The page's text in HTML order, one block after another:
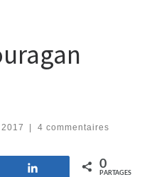
4 commentaires
Partagez 0
PARTAGES